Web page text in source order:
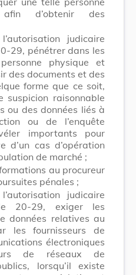
d’obtenir des
judicaire
29, pénétrer dans les
physique et
des documents et des
forme que ce soit,
suspicion raisonnable
ou des données liés à
ou de l’enquête
importants pour
d’un cas d’opération
de marché ;
au procureur
pénales ;
judicaire
20-29, exiger les
données relatives au
les fournisseurs de
électroniques
de réseaux de
lorsqu’il existe